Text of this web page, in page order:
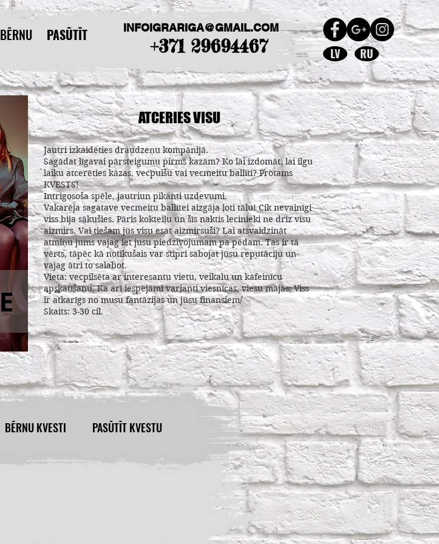
+371 29694467
INFOIGRARIGA@GMAIL.COM
PASŪTĪT
BĒRNU
LV RU
ATCERIES VISU
Jautri izkaidēties draudzeņu kompānijā.
Sagādat līgavai pārsteigumu pirms kazām? Ko lai izdomāt, lai ilgu
laiku atcerēties kāzas, vecpuišu vai vecmeitu ballīti? Protams
KVESTS!
Intrigosoša spēle, jautriun pikanti uzdevumi.
Vakarēja sagatave vecmeitu ballītei aizgāja ļoti tālu! Cik nevainīgi
viss bija sākušies. Pāris kokteiļu un šīs naktis lecinieki ne driz visu
aizmirs. Vai tiešam jūs visu esat aizmirsuši? Lai atsvaidzināt
atmiņu jums vajag iet jusu piedzīvojumam pa pēdam. Tas ir tā
vērts, tāpēc kā notikušais var stipri sabojat jūsu reputāciju un
vajag ātri to salabot.
Vieta: vecpilsēta ar interesantu vietu, veikalu un kafeinīcu
apskatīšanu. Ka arī iespejāmi varianti viesnīcas, viesu mājās; Viss
ir atkarīgs no musu fantāzijas un jūsu finansiem/
Skaits: 3-30 cil.
BĒRNU KVESTI PASŪTĪT KVESTU